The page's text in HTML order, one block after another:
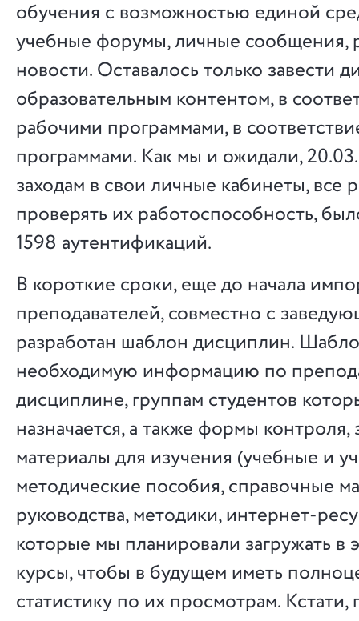
обучения с возможностью единой
учебные форумы, личные сообщения,
новости. Оставалось только завести
образовательным контентом, в
рабочими программами, в
программами. Как мы и ожидали,
заходам в свои личные кабинеты, все
проверять их работоспособность,
1598 аутентификаций.
В короткие сроки, еще до начала
преподавателей, совместно с
разработан шаблон дисциплин.
необходимую информацию по
дисциплине, группам студентов
назначается, а также формы контроля,
материалы для изучения (учебные и
методические пособия, справочные
руководства, методики, интернет-
которые мы планировали загружать в
курсы, чтобы в будущем иметь
статистику по их просмотрам. Кстати,